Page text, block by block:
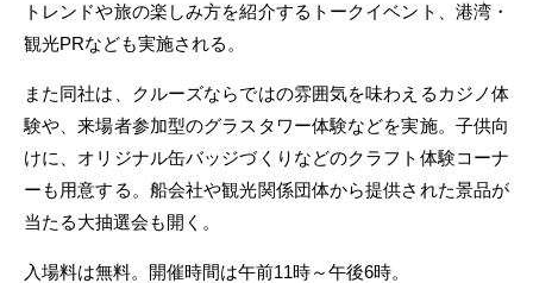
トレンドや旅の楽しみ方を紹介するトークイベント、港湾・
観光PRなども実施される。
また同社は、クルーズならではの雰囲気を味わえるカジノ体
験や、来場者参加型のグラスタワー体験などを実施。子供向
けに、オリジナル缶バッジづくりなどのクラフト体験コーナ
ーも用意する。船会社や観光関係団体から提供された景品が
当たる大抽選会も開く。
入場料は無料。開催時間は午前11時～午後6時。